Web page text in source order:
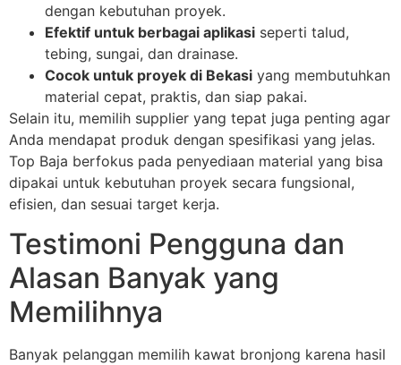
dengan kebutuhan proyek.
Efektif untuk berbagai aplikasi seperti talud,
tebing, sungai, dan drainase.
Cocok untuk proyek di Bekasi yang membutuhkan
material cepat, praktis, dan siap pakai.
Selain itu, memilih supplier yang tepat juga penting agar
Anda mendapat produk dengan spesifikasi yang jelas.
Top Baja berfokus pada penyediaan material yang bisa
dipakai untuk kebutuhan proyek secara fungsional,
efisien, dan sesuai target kerja.
Testimoni Pengguna dan
Alasan Banyak yang
Memilihnya
Banyak pelanggan memilih kawat bronjong karena hasil